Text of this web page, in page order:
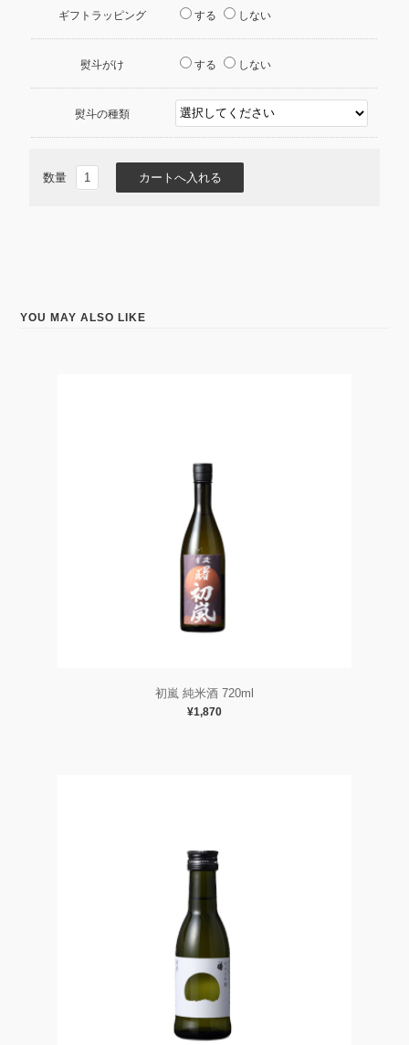
ギフトラッピング する しない
熨斗がけ する しない
熨斗の種類
数量
YOU MAY ALSO LIKE
初嵐 純米酒 720ml
¥1,870